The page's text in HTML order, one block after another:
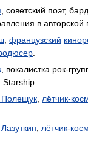
, советский поэт,
в
, французский
.
, вокалистка рок-
Starship.
Полещук, лётчик-
, лётчик-